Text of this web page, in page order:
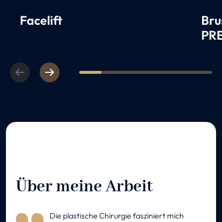
Facelift
PreviousNext 1 2 3 4 5 6
Über meine Arbeit
Die plastische Chirurgie fasziniert mich